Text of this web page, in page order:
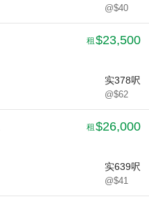
@$40
租 $23,500
实378呎
@$62
租 $26,000
实639呎
@$41